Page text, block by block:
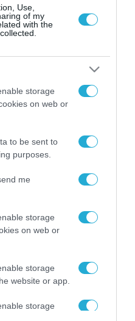
Use,
of my
with the
storage
on web or
to be sent to
purposes.
me
storage
on web or
storage
website or app.
storage